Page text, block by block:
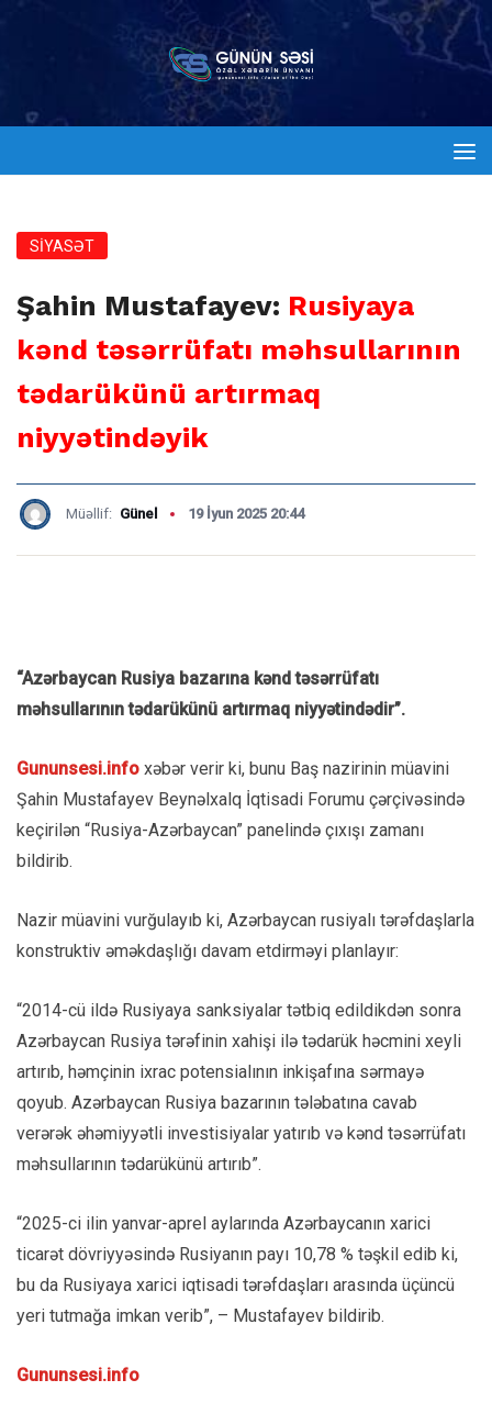
SİYASƏT
Şahin Mustafayev: Rusiyaya
kənd təsərrüfatı məhsullarının
tədarükünü artırmaq
niyyətindəyik
Müəllif: Günel 19 İyun 2025 20:44
“Azərbaycan Rusiya bazarına kənd təsərrüfatı
məhsullarının tədarükünü artırmaq niyyətindədir”.
Gununsesi.info xəbər verir ki, bunu Baş nazirinin müavini
Şahin Mustafayev Beynəlxalq İqtisadi Forumu çərçivəsində
keçirilən “Rusiya-Azərbaycan” panelində çıxışı zamanı
bildirib.
Nazir müavini vurğulayıb ki, Azərbaycan rusiyalı tərəfdaşlarla
konstruktiv əməkdaşlığı davam etdirməyi planlayır:
“2014-cü ildə Rusiyaya sanksiyalar tətbiq edildikdən sonra
Azərbaycan Rusiya tərəfinin xahişi ilə tədarük həcmini xeyli
artırıb, həmçinin ixrac potensialının inkişafına sərmayə
qoyub. Azərbaycan Rusiya bazarının tələbatına cavab
verərək əhəmiyyətli investisiyalar yatırıb və kənd təsərrüfatı
məhsullarının tədarükünü artırıb”.
“2025-ci ilin yanvar-aprel aylarında Azərbaycanın xarici
ticarət dövriyyəsində Rusiyanın payı 10,78 % təşkil edib ki,
bu da Rusiyaya xarici iqtisadi tərəfdaşları arasında üçüncü
yeri tutmağa imkan verib”, – Mustafayev bildirib.
Gununsesi.info